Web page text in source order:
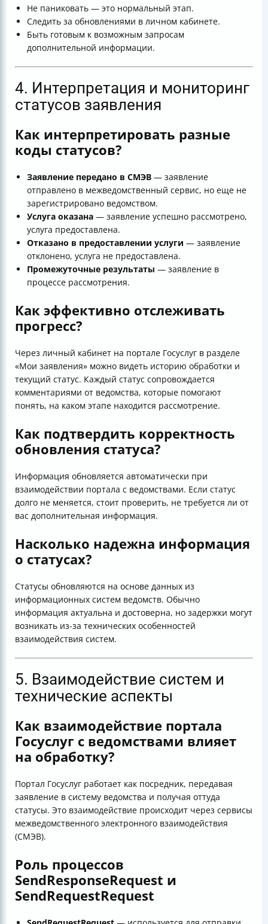
Не паниковать — это нормальный этап.
Следить за обновлениями в личном кабинете.
Быть готовым к возможным запросам
дополнительной информации.
4. Интерпретация и мониторинг
статусов заявления
Как интерпретировать разные
коды статусов?
Заявление передано в СМЭВ — заявление
отправлено в межведомственный сервис, но еще не
зарегистрировано ведомством.
Услуга оказана — заявление успешно рассмотрено,
услуга предоставлена.
Отказано в предоставлении услуги — заявление
отклонено, услуга не предоставлена.
Промежуточные результаты — заявление в
процессе рассмотрения.
Как эффективно отслеживать
прогресс?
Через личный кабинет на портале Госуслуг в разделе
«Мои заявления» можно видеть историю обработки и
текущий статус. Каждый статус сопровождается
комментариями от ведомства, которые помогают
понять, на каком этапе находится рассмотрение.
Как подтвердить корректность
обновления статуса?
Информация обновляется автоматически при
взаимодействии портала с ведомствами. Если статус
долго не меняется, стоит проверить, не требуется ли от
вас дополнительная информация.
Насколько надежна информация
о статусах?
Статусы обновляются на основе данных из
информационных систем ведомств. Обычно
информация актуальна и достоверна, но задержки могут
возникать из-за технических особенностей
взаимодействия систем.
5. Взаимодействие систем и
технические аспекты
Как взаимодействие портала
Госуслуг с ведомствами влияет
на обработку?
Портал Госуслуг работает как посредник, передавая
заявление в систему ведомства и получая оттуда
статусы. Это взаимодействие происходит через сервисы
межведомственного электронного взаимодействия
(СМЭВ).
Роль процессов
SendResponseRequest и
SendRequestRequest